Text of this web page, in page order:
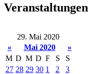
Veranstaltungen
29. Mai 2020
«
Mai 2020
»
M D M D F S
S
27 28 29 30 1 2
3